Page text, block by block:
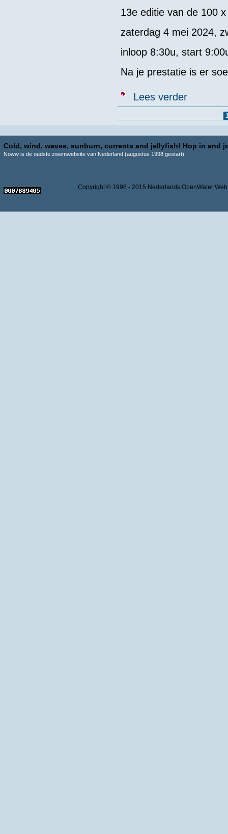
13e editie van de 100
zaterdag 4 mei 2024,
inloop 8:30u, start
Na je prestatie is er
Lees verderover 100 x
Cold, wind, waves, sunburn, currents and jellyfish! Hop in and
Noww is de oudste zwemwebsite van Nederland (augustus 1998 gestart)
Copyright © 1998 - 2015 Nederlands OpenWater